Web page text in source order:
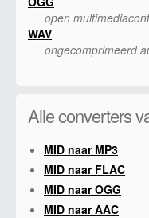
open
WAV
ongecomprimeerd
Alle converters
MID naar MP3
MID naar FLAC
MID naar OGG
MID naar AAC